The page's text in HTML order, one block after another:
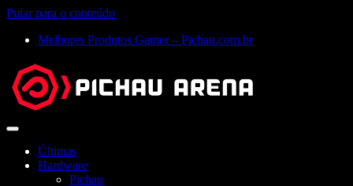
Pular para o conteúdo
Melhores Produtos Gamer – Pichau.com.br
Abrir
Últimas
Hardware
Pichau